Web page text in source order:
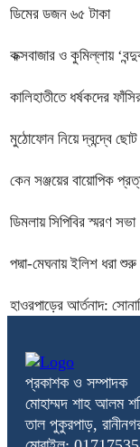
ডিমের ডজন ৬৫ টাকা
কক্সবাজার ও কুমিল্লায়
কালিহাতীতে ধর্ষকদের
মুঠোফোন নিয়ে দ্বন্দ্বে
কেন সঞ্জয়ের বায়োপিক
ডিমলায় সিপিবির স্মরণ সভা
পদ্মা-মেঘনায় ইলিশ ধরা শুরু
হাওরপাড়ের আর্তনাদ:
প্রকাশক ও সম্পাদক
মোহাম্মদ শাহ আলম
তাল পুকুরপাড়,